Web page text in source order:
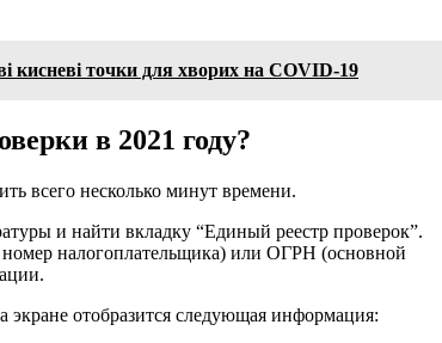
кисневі точки для хворих на COVID-19
в 2021 году?
всего несколько минут времени.
и найти вкладку “Единый реестр проверок”.
налогоплательщика) или ОГРН (основной
отобразится следующая информация: